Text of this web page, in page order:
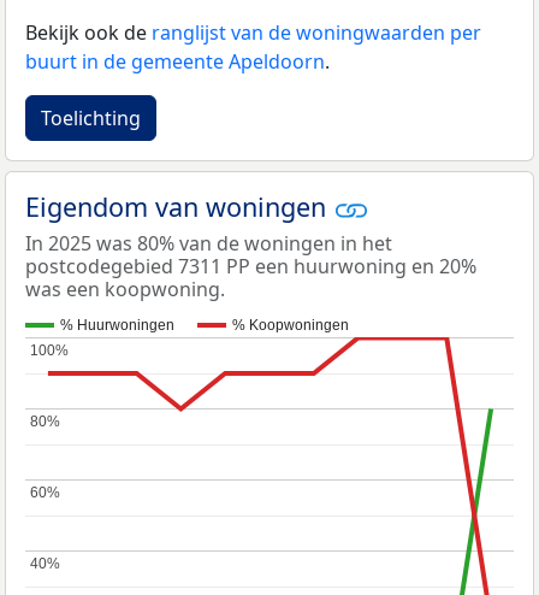
Bekijk ook de ranglijst van de woningwaarden per
buurt in de gemeente Apeldoorn.
Toelichting
Eigendom van woningen
In 2025 was 80% van de woningen in het
postcodegebied 7311 PP een huurwoning en 20%
was een koopwoning.
% Huurwoningen % Koopwoningen
40%
40%
60%
60%
80%
80%
100%
100%